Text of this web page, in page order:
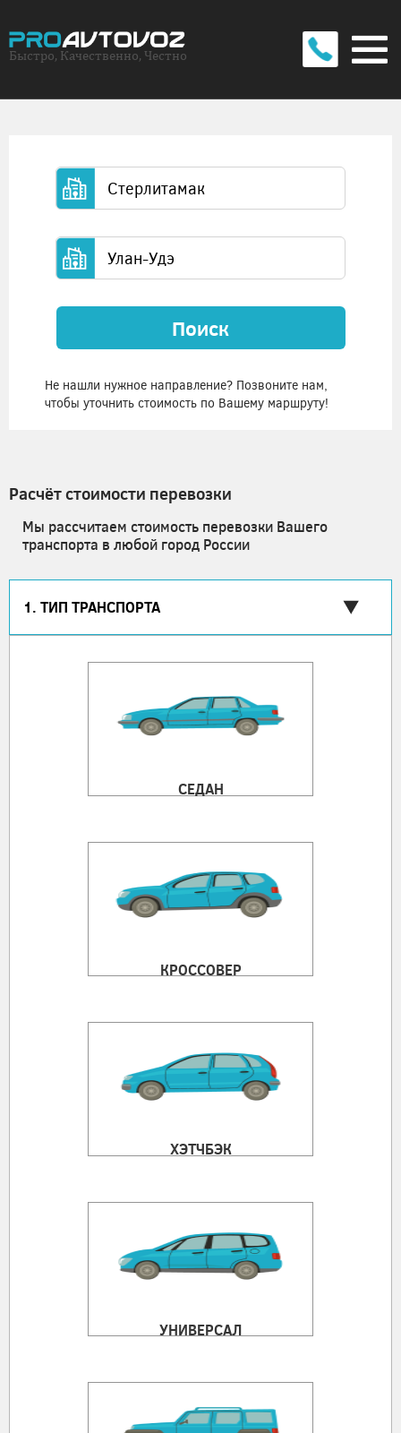
Быстро, Качественно, Честно
Поиск
Не нашли нужное направление? Позвоните нам,
чтобы уточнить стоимость по Вашему маршруту!
Расчёт стоимости перевозки
Мы рассчитаем стоимость перевозки Вашего
транспорта в любой город России
1. ТИП ТРАНСПОРТА
СЕДАН
КРОССОВЕР
ХЭТЧБЭК
УНИВЕРСАЛ